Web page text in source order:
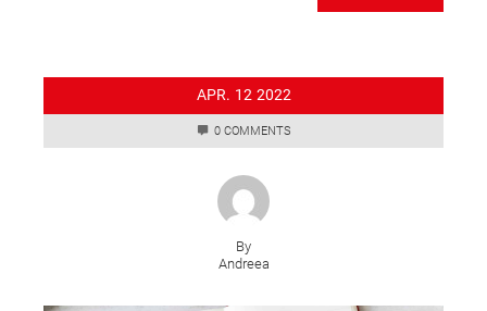
APR. 12 2022
0 COMMENTS
By
Andreea